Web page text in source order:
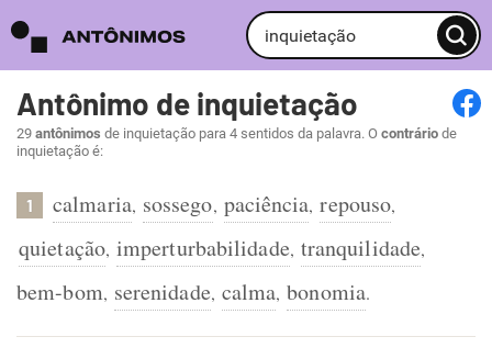
Antônimo de inquietação
29 antônimos de inquietação para 4 sentidos da palavra. O contrário de
inquietação é:
1 calmaria, sossego, paciência, repouso,
quietação, imperturbabilidade, tranquilidade,
bem-bom, serenidade, calma, bonomia.